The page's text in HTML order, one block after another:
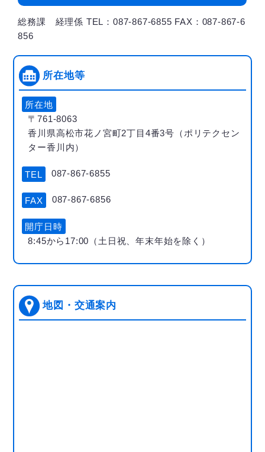
総務課 経理係 TEL：087-867-6855 FAX：087-867-6
856
所在地等
所在地
〒761-8063
香川県高松市花ノ宮町2丁目4番3号（ポリテクセン
ター香川内）
TEL 087-867-6855
FAX 087-867-6856
開庁日時
8:45から17:00（土日祝、年末年始を除く）
地図・交通案内